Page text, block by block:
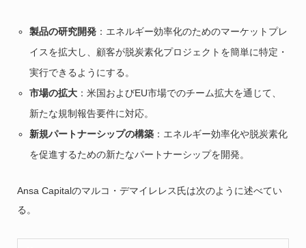
製品の研究開発 ：エネルギー効率化のためのマーケットプレ
イスを拡大し、顧客が脱炭素化プロジェクトを簡単に特定・
実行できるようにする。
市場の拡大 ：米国およびEU市場でのチーム拡大を通じて、
新たな規制報告要件に対応。
新規パートナーシップの構築 ：エネルギー効率化や脱炭素化
を促進するための新たなパートナーシップを開発。
Ansa Capitalのマルコ・デマイレレス氏は次のように述べてい
る。